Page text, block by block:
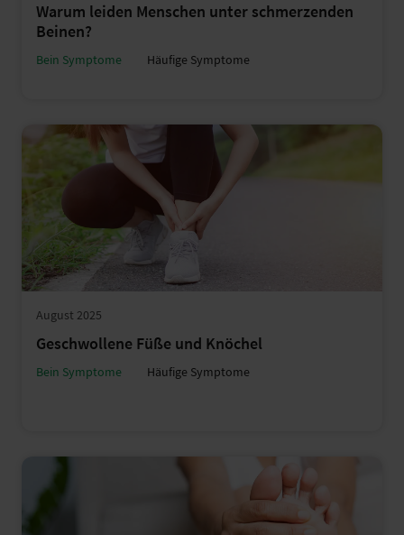
Warum leiden Menschen unter schmerzenden
Beinen?
Bein Symptome Häufige Symptome
August 2025
Geschwollene Füße und Knöchel
Bein Symptome Häufige Symptome